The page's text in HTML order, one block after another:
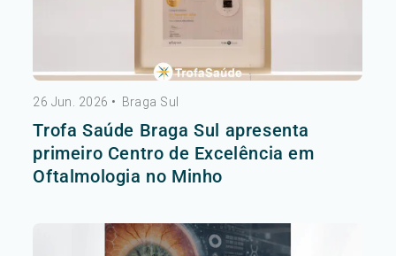
26 Jun. 2026 • Braga Sul
Trofa Saúde Braga Sul apresenta
primeiro Centro de Excelência em
Oftalmologia no Minho